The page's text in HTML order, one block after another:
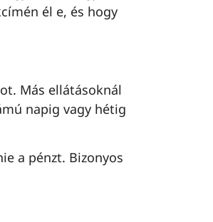
él e, és hogy
Más ellátásoknál
napig vagy hétig
a pénzt. Bizonyos